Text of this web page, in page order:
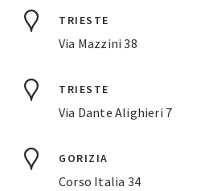
TRIESTE
Via Mazzini 38
TRIESTE
Via Dante Alighieri 7
GORIZIA
Corso Italia 34